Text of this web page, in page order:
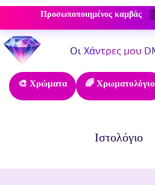
Προσωποποιημένος καμβάς
Μετάβαση
στο
περιεχόμενο
🎨 Χρώματα 🌈 Χρωματολόγιο
Ιστολόγιο